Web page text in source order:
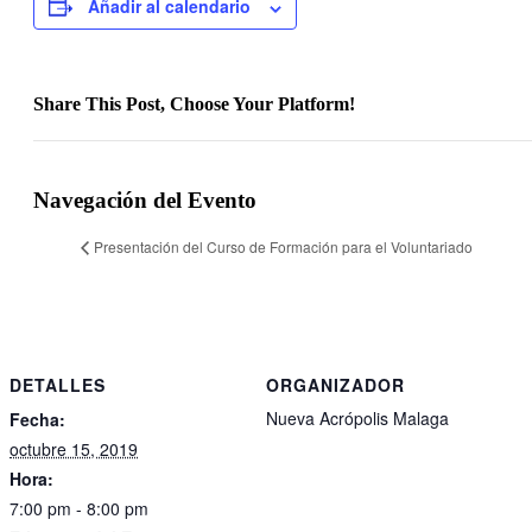
Añadir al calendario
Share This Post, Choose Your Platform!
Navegación del Evento
Presentación del Curso de Formación para el Voluntariado
DETALLES
Fecha:
octubre 15, 2019
Hora:
7:00 pm - 8:00 pm
ORGANIZADOR
Nueva Acrópolis Malaga